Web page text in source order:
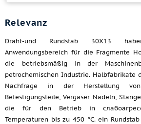
Relevanz
Draht-und Rundstab 30X13
Anwendungsbereich für die Fragmente
die betriebsmäßig in der
petrochemischen Industrie. Halbfabrikate
Nachfrage in der Herstellung von
Befestigungsteile, Vergaser Nadeln,
die für den Betrieb in
Temperaturen bis zu 450 °C. ein